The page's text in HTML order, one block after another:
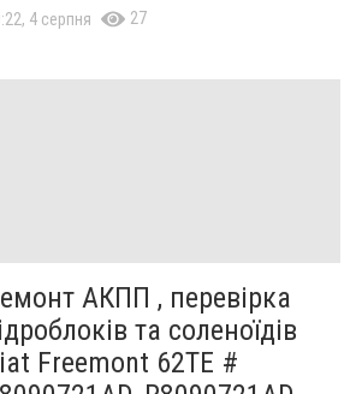
4 серпня 27
АКПП , перевірка
та соленоїдів
Freemont 62TE #